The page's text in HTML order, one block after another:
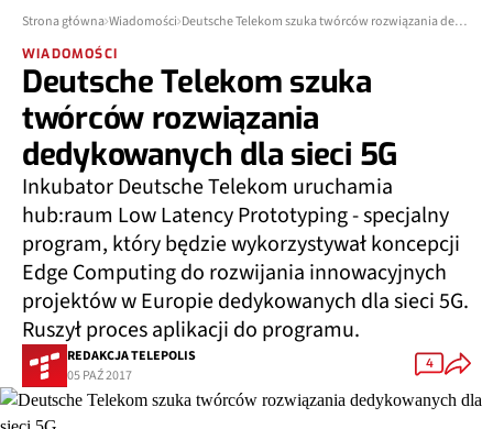
Strona główna Wiadomości Deutsche Telekom szuka twórców rozwiązania dedykowanych dla sieci 5G
WIADOMOŚCI
Deutsche Telekom szuka
twórców rozwiązania
dedykowanych dla sieci 5G
Inkubator Deutsche Telekom uruchamia
hub:raum Low Latency Prototyping - specjalny
program, który będzie wykorzystywał koncepcji
Edge Computing do rozwijania innowacyjnych
projektów w Europie dedykowanych dla sieci 5G.
Ruszył proces aplikacji do programu.
REDAKCJA TELEPOLIS
05 PAŹ 2017
4